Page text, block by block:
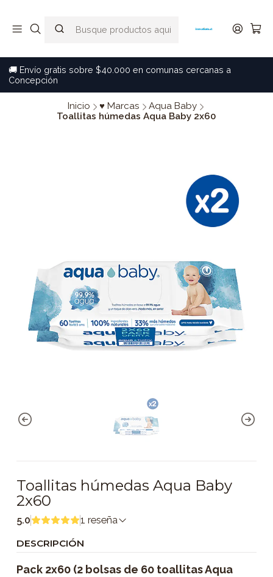
🚚 Envío gratis sobre $40.000 en comunas cercanas a
Concepción
Inicio ♥ Marcas
Aqua Baby
Toallitas húmedas Aqua Baby 2x60
Toallitas húmedas Aqua Baby
2x60
5.0 1 reseña
DESCRIPCIÓN
Pack 2x60 (2 bolsas de 60 toallitas Aqua